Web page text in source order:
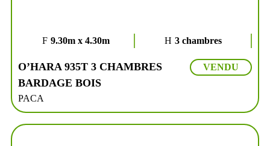
9.30m x 4.30m 3 chambres
O’HARA 935T 3 CHAMBRES
BARDAGE BOIS
PACA
VENDU